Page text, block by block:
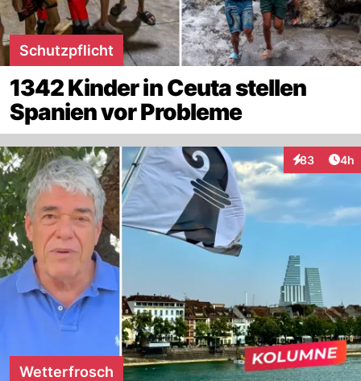
Schutzpflicht
1342 Kinder in Ceuta stellen
Spanien vor Probleme
83
Interaktionen
4h
Wetterfrosch